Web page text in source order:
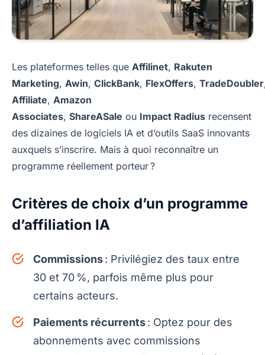
Les plateformes telles que Affilinet, Rakuten
Marketing, Awin, ClickBank, FlexOffers, TradeDoubler
Affiliate, Amazon
Associates, ShareASale ou Impact Radius recensent
des dizaines de logiciels IA et d’outils SaaS innovants
auxquels s’inscrire. Mais à quoi reconnaître un
programme réellement porteur ?
Critères de choix d’un programme
d’affiliation IA
Commissions: Privilégiez des taux entre
30 et 70 %, parfois même plus pour
certains acteurs.
Paiements récurrents: Optez pour des
abonnements avec commissions